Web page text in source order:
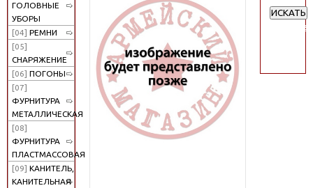
ГОЛОВНЫЕ
УБОРЫ
[04] РЕМНИ
[05]
СНАРЯЖЕНИЕ
[06] ПОГОНЫ
[07]
ФУРНИТУРА
МЕТАЛЛИЧЕСКАЯ
[08]
ФУРНИТУРА
ПЛАСТМАССОВАЯ
[09] КАНИТЕЛЬ,
КАНИТЕЛЬНАЯ
ИСКАТЬ